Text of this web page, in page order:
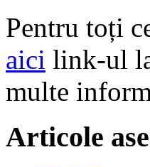
Pentru toți
aici link-ul
multe
Articole